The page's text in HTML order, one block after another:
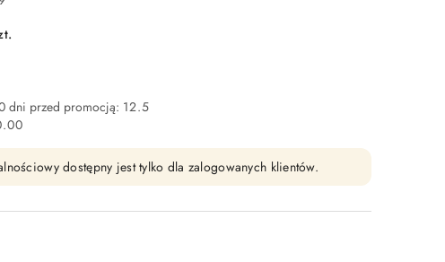
dni przed promocją: 12.5
dostępny jest tylko dla zalogowanych klientów.